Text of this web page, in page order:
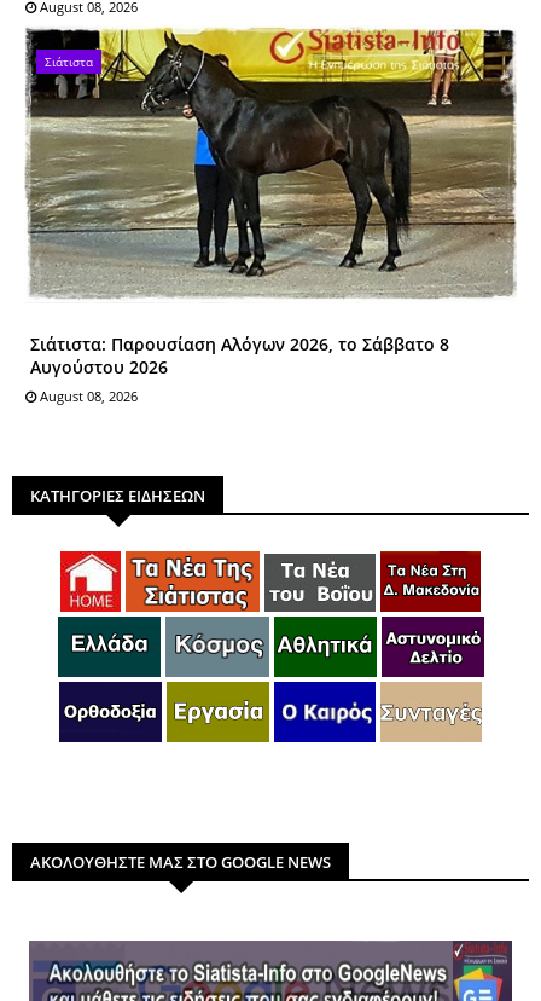
August 08, 2026
Σιάτιστα
Σιάτιστα: Παρουσίαση Αλόγων 2026, το Σάββατο 8
Αυγούστου 2026
August 08, 2026
ΚΑΤΗΓΟΡΙΕΣ ΕΙΔΗΣΕΩΝ
ΑΚΟΛΟΥΘΗΣΤΕ ΜΑΣ ΣΤΟ GOOGLE NEWS